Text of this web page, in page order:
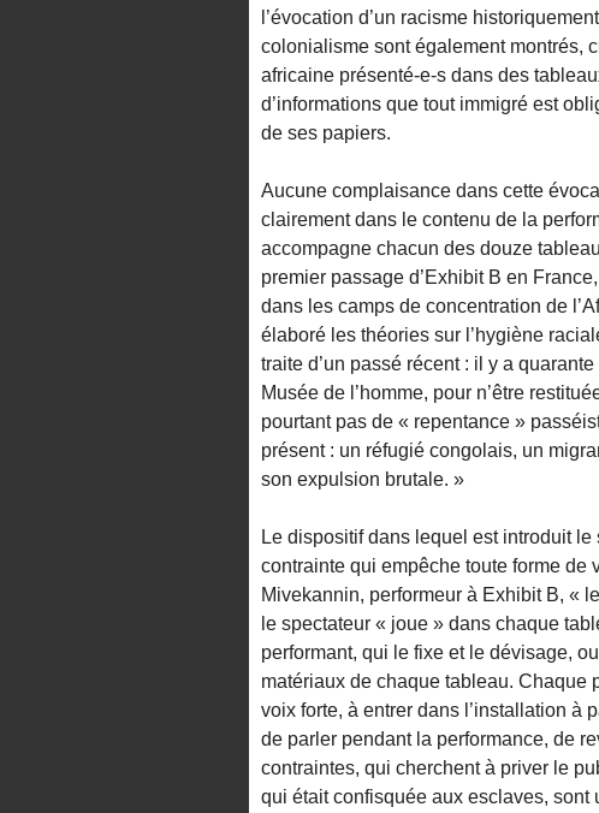
l’évocation d’un racisme
colonialisme sont également montrés,
africaine présenté-e-s dans des
d’informations que tout immigré est
de ses papiers.
Aucune complaisance dans cette
clairement dans le contenu de la
accompagne chacun des douze
premier passage d’Exhibit B en
dans les camps de concentration de
élaboré les théories sur l’hygiène
traite d’un passé récent : il y a
Musée de l’homme, pour n’être
pourtant pas de « repentance »
présent : un réfugié congolais, un
son expulsion brutale. »
Le dispositif dans lequel est introduit
contrainte qui empêche toute forme
Mivekannin, performeur à Exhibit B, «
le spectateur « joue » dans chaque
performant, qui le fixe et le dévisage,
matériaux de chaque tableau. Chaque
voix forte, à entrer dans l’installation à
de parler pendant la performance, de
contraintes, qui cherchent à priver le
qui était confisquée aux esclaves,